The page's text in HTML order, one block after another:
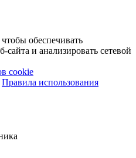
обеспечивать
и анализировать сетевой
cookie
Правила использования